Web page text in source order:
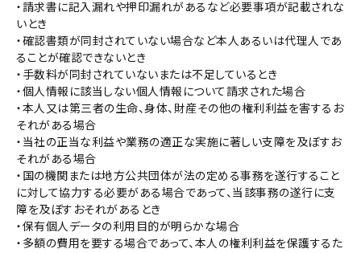
・請求書に記入漏れや押印漏れがあるなど必要事項が記載されな
いとき
・確認書類が同封されていない場合など本人あるいは代理人であ
ることが確認できないとき
・手数料が同封されていないまたは不足しているとき
・個人情報に該当しない個人情報について請求された場合
・本人又は第三者の生命、身体、財産その他の権利利益を害するお
それがある場合
・当社の正当な利益や業務の適正な実施に著しい支障を及ぼすお
それがある場合
・国の機関または地方公共団体が法の定める事務を遂行すること
に対して協力する必要がある場合であって、当該事務の遂行に支
障を及ぼすおそれがあるとき
・保有個人データの利用目的が明らかな場合
・多額の費用を要する場合であって、本人の権利利益を保護するた